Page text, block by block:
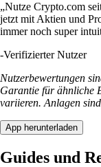
„Nutze Crypto.com
jetzt mit Aktien und
immer noch super
-Verifizierter Nutzer
Nutzerbewertungen
Garantie für ähnliche
variieren. Anlagen
App herunterladen
Guides und